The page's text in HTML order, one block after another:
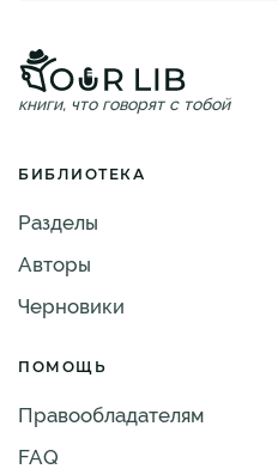
книги, что говорят с тобой
БИБЛИОТЕКА
Разделы
Авторы
Черновики
ПОМОЩЬ
Правообладателям
FAQ